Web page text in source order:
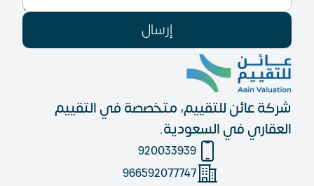
شركة عائن للتقييم، متخصصة في التقييم
العقاري في السعودية.
920033939
966592077747
إرسال